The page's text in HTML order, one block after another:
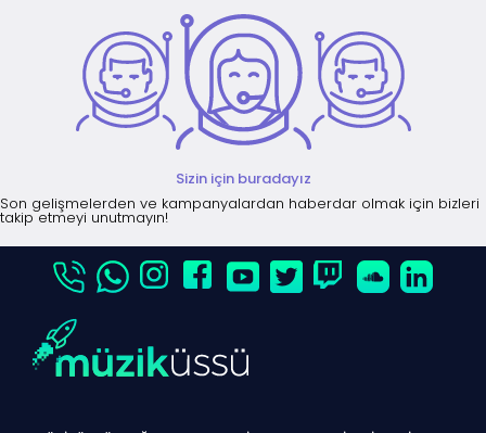
Sizin için buradayız
Son gelişmelerden ve kampanyalardan haberdar olmak için bizleri
takip etmeyi unutmayın!